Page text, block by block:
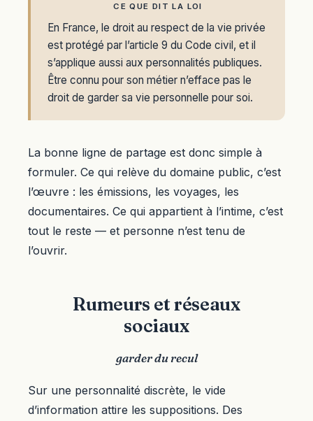
CE QUE DIT LA LOI
En France, le droit au respect de la vie privée
est protégé par l’article 9 du Code civil, et il
s’applique aussi aux personnalités publiques.
Être connu pour son métier n’efface pas le
droit de garder sa vie personnelle pour soi.
La bonne ligne de partage est donc simple à
formuler. Ce qui relève du domaine public, c’est
l’œuvre : les émissions, les voyages, les
documentaires. Ce qui appartient à l’intime, c’est
tout le reste — et personne n’est tenu de
l’ouvrir.
Rumeurs et réseaux
sociaux
garder du recul
Sur une personnalité discrète, le vide
d’information attire les suppositions. Des